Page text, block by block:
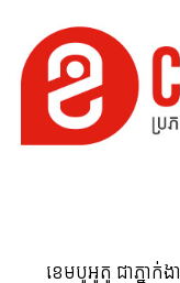
ខេមបូអូតូ ជាភ្នា